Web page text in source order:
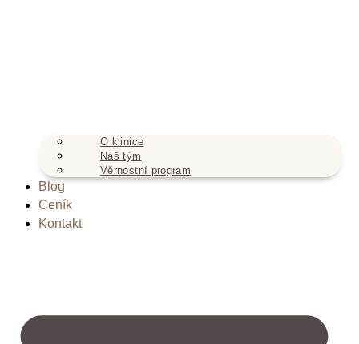
O klinice
Náš tým
Věrnostní program
Blog
Ceník
Kontakt